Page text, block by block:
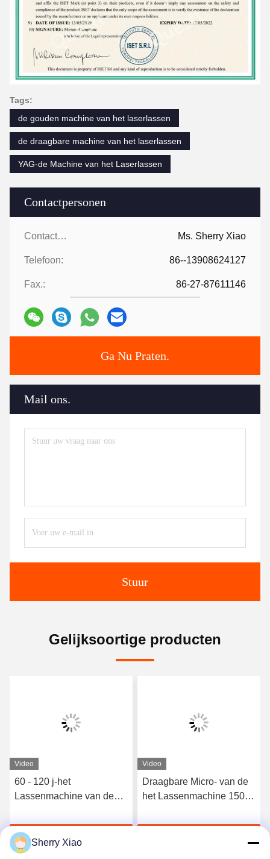
Contactpersonen
Contactpersonen: Ms. Sherry Xiao
Telefoon: 86--13908624127
Fax.: 86-27-87611146
Ga Nu Praten.
Mail ons.
Stuur
Tags:
de gouden machine van het laserlassen
de draagbare machine van het laserlassen
YAG-de Machine van het Laserlassen
Gelijksoortige producten
Video
60 - 120 j-het
Lassenmachine van de
Zilver, het Certificaat van
Staalce Ga Nu Praten.
Video
Draagbare Micro- van de
het Lassenmachine 150W
Laser Solderende
Sherry Xiao